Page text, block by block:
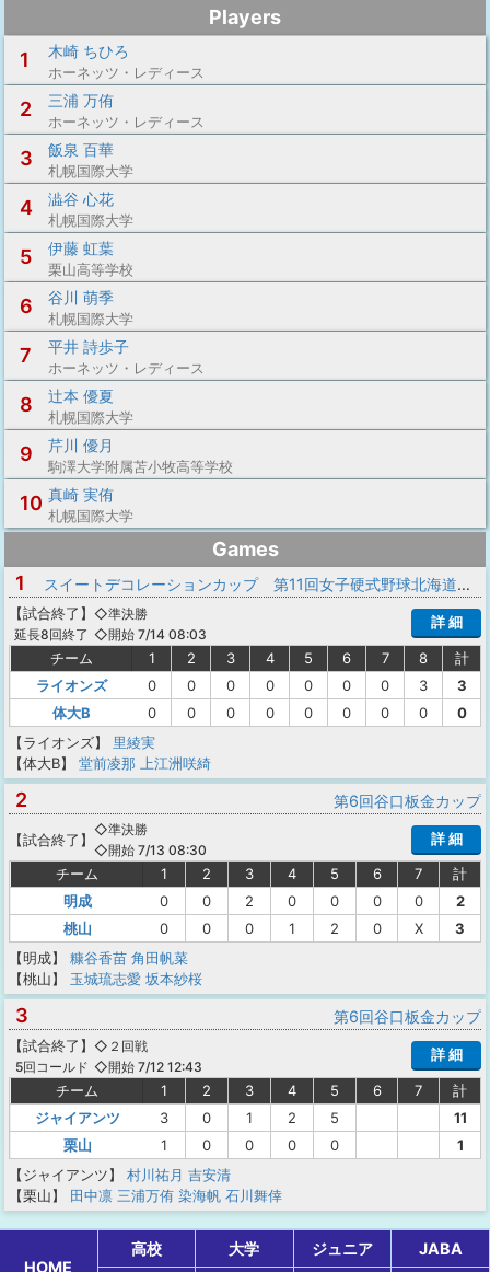
Players
1
木崎 ちひろ
ホーネッツ・レディース
2 三浦 万侑
ホーネッツ・レディース
3 飯泉 百華
札幌国際大学
4 澁谷 心花
札幌国際大学
5 伊藤 虹葉
栗山高等学校
6 谷川 萌季
札幌国際大学
7 平井 詩歩子
ホーネッツ・レディース
8 辻本 優夏
札幌国際大学
9 芹川 優月
駒澤大学附属苫小牧高等学校
10 真崎 実侑
札幌国際大学
Games
1
スイートデコレーションカップ 第11回女子硬式野球北海道大会
【試合終了 】
延長8回終了
◇準決勝
◇開始 7/14 08:03
詳 細
チーム 1 2 3 4 5 6 7 8
計
ライオンズ
0 0 0 0 0 0 0 3
3
体大B
0 0 0 0 0 0 0 0
0
【ライオンズ】
里綾実
【体大B】
堂前凌那 上江洲咲綺
2 第6回谷口板金カップ
【試合終了 】
◇準決勝
◇開始 7/13 08:30
詳 細
チーム 1 2 3 4 5 6 7
計
明成
0 0 2 0 0 0 0
2
桃山
0 0 0 1 2 0 X
3
【明成】
糠谷香苗 角田帆菜
【桃山】
玉城琉志愛 坂本紗桜
3 第6回谷口板金カップ
【試合終了 】
5回コールド
◇２回戦
◇開始 7/12 12:43
詳 細
チーム 1 2 3 4 5 6 7
計
ジャイアンツ
3 0 1 2 5
11
栗山
1 0 0 0 0
1
【ジャイアンツ】
村川祐月 吉安清
【栗山】
田中凛 三浦万侑 染海帆 石川舞倖
HOME
高校 大学 ジュニア JABA